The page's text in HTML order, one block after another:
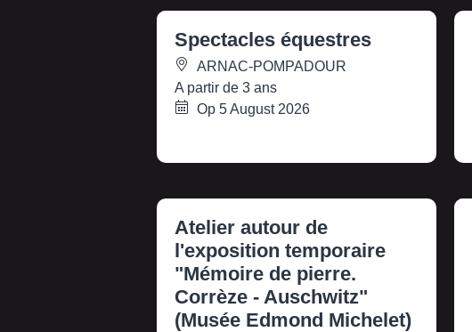
Spectacles équestres
ARNAC-POMPADOUR
A partir de 3 ans
Op 5 August 2026
Atelier autour de
l'exposition temporaire
"Mémoire de pierre.
Corrèze - Auschwitz"
(Musée Edmond Michelet)